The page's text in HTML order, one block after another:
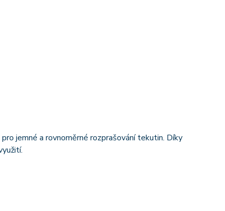
jemné a rovnoměrné rozprašování tekutin. Díky